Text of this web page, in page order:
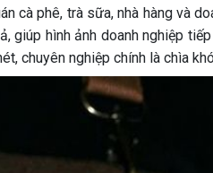
cà phê, trà sữa, nhà hàng và
hình ảnh doanh nghiệp
chuyên nghiệp chính là chìa